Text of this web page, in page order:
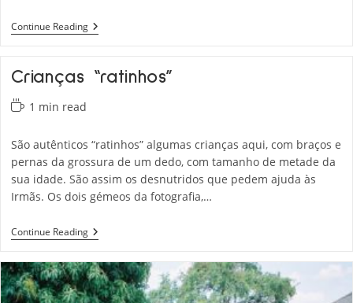
Continue ReadingManhãs
Do
Crianças “ratinhos”
Reading
1 min read
São autênticos “ratinhos” algumas crianças aqui, com braços e
pernas da grossura de um dedo, com tamanho de metade da
sua idade. São assim os desnutridos que pedem ajuda às
Irmãs. Os dois gémeos da fotografia,…
Continue ReadingCrianças
“ratinhos”